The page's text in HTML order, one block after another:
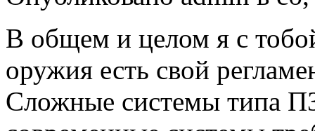
В общем и целом я с
оружия есть свой
Сложные системы типа